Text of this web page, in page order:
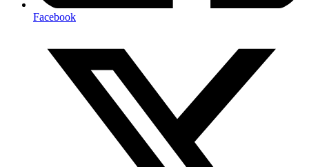
Facebook